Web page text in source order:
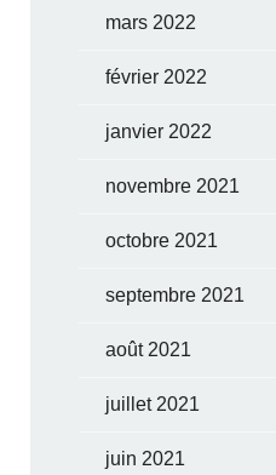
mars 2022
février 2022
janvier 2022
novembre 2021
octobre 2021
septembre 2021
août 2021
juillet 2021
juin 2021